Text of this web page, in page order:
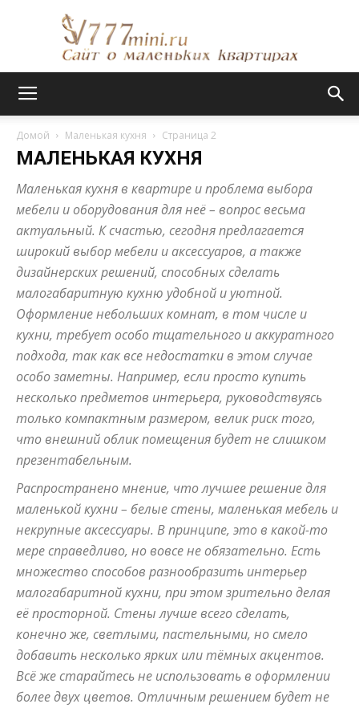
маленьких
квартирах
интерьеры,
советы
Домой Маленькая кухня Страница 2
МАЛЕНЬКАЯ КУХНЯ
Маленькая кухня в квартире и проблема выбора
мебели и оборудования для неё – вопрос весьма
актуальный. К счастью, сегодня предлагается
широкий выбор мебели и аксессуаров, а также
дизайнерских решений, способных сделать
малогабаритную кухню удобной и уютной.
Оформление небольших комнат, в том числе и
кухни, требует особо тщательного и аккуратного
подхода, так как все недостатки в этом случае
особо заметны. Например, если просто купить
несколько предметов интерьера, руководствуясь
только компактным размером, велик риск того,
что внешний облик помещения будет не слишком
презентабельным.
Распространено мнение, что лучшее решение для
маленькой кухни – белые стены, маленькая мебель и
некрупные аксессуары. В принципе, это в какой-то
мере справедливо, но вовсе не обязательно. Есть
множество способов разнообразить интерьер
малогабаритной кухни, при этом зрительно делая
её просторной. Стены лучше всего сделать,
конечно же, светлыми, пастельными, но смело
добавить несколько ярких или тёмных акцентов.
Всё же старайтесь не использовать в оформлении
более двух цветов. Отличным решением будет не